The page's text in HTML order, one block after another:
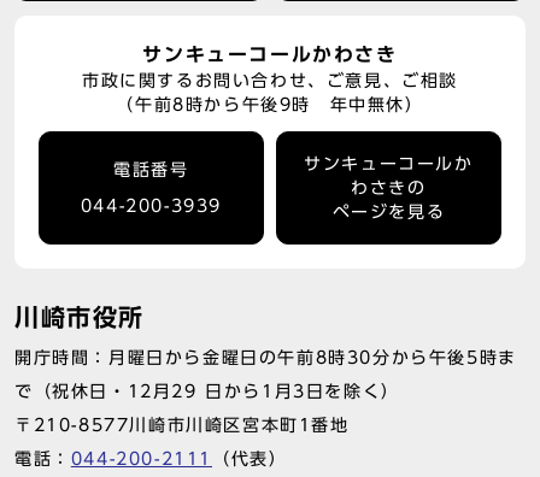
サンキューコールかわさき
市政に関するお問い合わせ、ご意見、ご相談
（午前8時から午後9時 年中無休）
電話番号
044-200-3939
サンキューコールか
わさきの
ページを見る
川崎市役所
開庁時間：月曜日から金曜日の午前8時30分から午後5時ま
で（祝休日・12月29 日から1月3日を除く）
〒210-8577川崎市川崎区宮本町1番地
電話： 044-200-2111 （代表）